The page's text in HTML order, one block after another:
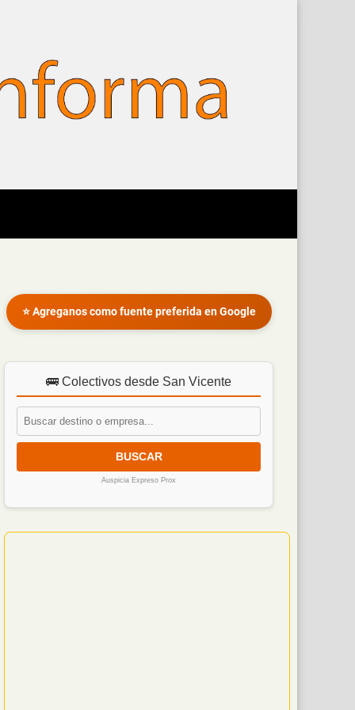
⭐ Agreganos como fuente preferida en Google
🚌 Colectivos desde San Vicente
BUSCAR
Auspicia Expreso Prox